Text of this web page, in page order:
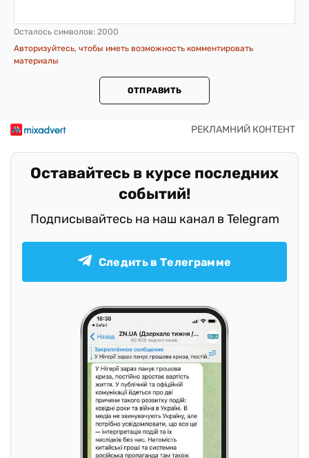
Осталось символов: 2000
Авторизуйтесь, чтобы иметь возможность комментировать
материалы
ОТПРАВИТЬ
Оставайтесь в курсе последних
событий!
Подписывайтесь на наш канал в Telegram
Следить в Телеграмме